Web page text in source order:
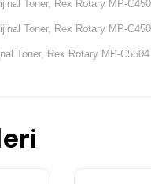
Toner, Rex Rotary MP-
Toner, Rex Rotary MP-
Toner, Rex Rotary MP-
Makine Modelleri;
Toner, Gestetner MP-